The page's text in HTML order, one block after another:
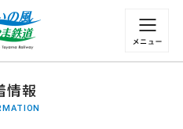
れ情報等についてはこちら
情報